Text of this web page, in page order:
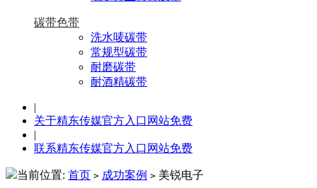
碳带色带
洗水唛碳带
常规型碳带
耐磨碳带
耐酒精碳带
|
关于精东传媒官方入口网站免费
|
联系精东传媒官方入口网站免费
当前位置: 首页 > 成功案例 > 美锐电子